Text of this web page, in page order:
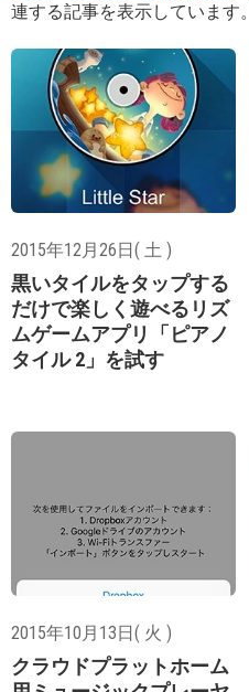
連する記事を表示しています。
2015年12月26日( 土 )
黒いタイルをタップする
だけで楽しく遊べるリズ
ムゲームアプリ「ピアノ
タイル 2」を試す
2015年10月13日( 火 )
クラウドプラットホーム